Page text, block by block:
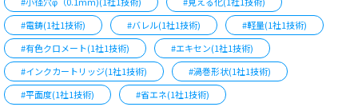
#電鋳(1社1技術)
#バレル(1社1技術)
#軽量(1社1技術)
#有色クロメート(1社1技術)
#エキセン(1社1技術)
#インクカートリッジ(1社1技術)
#渦巻形状(1社1技術)
#平面度(1社1技術)
#省エネ(1社1技術)